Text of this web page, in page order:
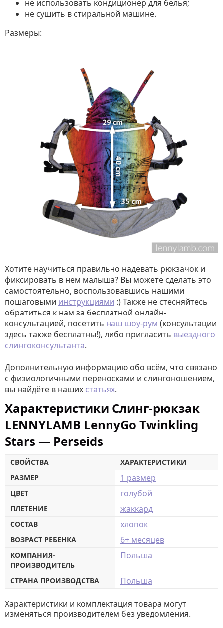
не использовать кондиционер для белья;
не сушить в стиральной машине.
Размеры:
Хотите научиться правильно надевать рюкзачок и
фиксировать в нем малыша? Вы можете сделать это
самостоятельно, воспользовавшись нашими
пошаговыми инструкциями :) Также не стесняйтесь
обратиться к нам за бесплатной онлайн-
консультацией, посетить наш шоу-рум (консультации
здесь также бесплатны!), либо пригласить выездного
слингоконсультанта.
Дополнительную информацию обо всём, что связано
с физиологичными переносками и слингоношением,
вы найдёте в наших статьях.
Характеристики Слинг-рюкзак
LENNYLAMB LennyGo Twinkling
Stars — Perseids
СВОЙСТВА
ХАРАКТЕРИСТИКИ
РАЗМЕР
1 размер
ЦВЕТ голубой
ПЛЕТЕНИЕ жаккард
СОСТАВ хлопок
ВОЗРАСТ РЕБЕНКА 6+ месяцев
КОМПАНИЯ-
ПРОИЗВОДИТЕЛЬ
Польша
СТРАНА ПРОИЗВОДСТВА Польша
Характеристики и комплектация товара могут
изменяться производителем без уведомления.